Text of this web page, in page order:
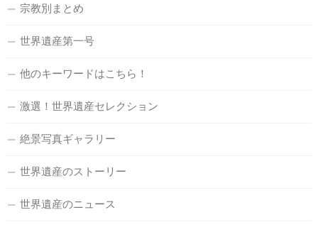
宗教別まとめ
世界遺産第一号
他のキーワードはこちら！
激選！世界遺産セレクション
絶景写真ギャラリー
世界遺産のストーリー
世界遺産のニュース